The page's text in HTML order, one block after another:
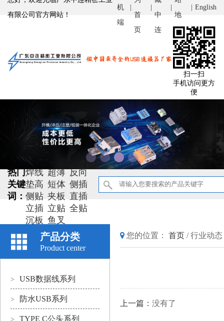
有限公司官方网站！
机
端
首
页
中
连
地
图
English
扫一扫
手机访问更方
便
热门
关键
词：
防水 大电流
双面插
焊线 超薄 反向
垫高 短体 侧插
侧贴 夹板 直插
立插 立贴 全贴
沉板 鱼叉
产品分类
Product center
> USB数据线系列
> 防水USB系列
> TYPE C公头系列
您的位置： 首页 / 行业动态
上一篇： 没有了